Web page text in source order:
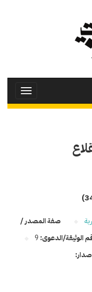
Toggle
الوثيقة/الدعوى: 9
صفة المصدر /